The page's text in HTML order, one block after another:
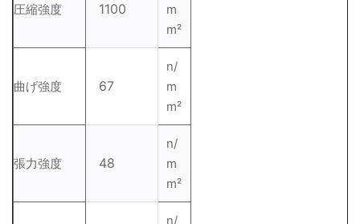
圧縮強度 1100
m
m²
曲げ強度 67
n/
m
m²
張力強度 48
n/
m
m²
n/